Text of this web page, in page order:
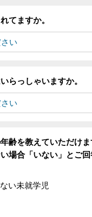
てますか。
らっしゃいますか。
齢を教えていただけ
場合「いない」とご回
い未就学児